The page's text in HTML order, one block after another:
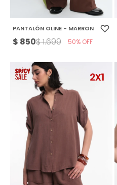
PANTALÓN OLINE - MARRON
$ 850$1.699 50